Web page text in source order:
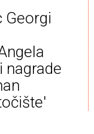
Georgi
nagrade